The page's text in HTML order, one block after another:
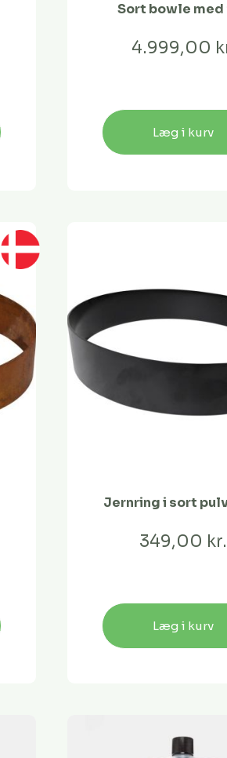
Sort bowle med
4.999,00
Læg i kurv
Jernring i sort
349,00 kr.
Læg i kurv